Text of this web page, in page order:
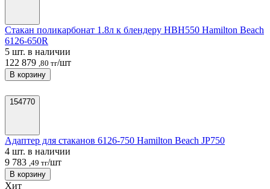
Стакан поликарбонат 1.8л к блендеру HBH550 Hamilton Beach
6126-650R
5 шт. в наличии
122 879 ,80 тг/шт
В корзину
154770
Адаптер для стаканов 6126-750 Hamilton Beach JP750
4 шт. в наличии
9 783 ,49 тг/шт
В корзину
Хит